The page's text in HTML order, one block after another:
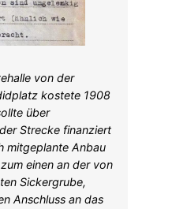
von der
kostete 1908
über
Strecke finanziert
mitgeplante Anbau
einen an der von
Sickergrube,
Anschluss an das